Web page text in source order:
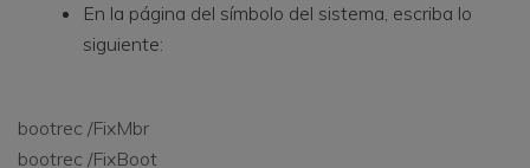
En la página del símbolo del sistema, escriba lo
siguiente:
bootrec /FixMbr
bootrec /FixBoot